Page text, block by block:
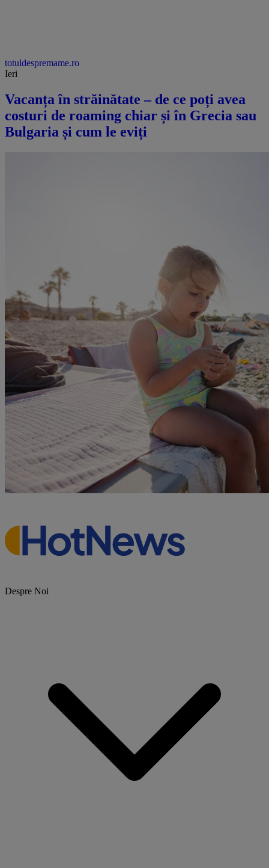
totuldespremame.ro
Ieri
Vacanța în străinătate – de ce poți avea
costuri de roaming chiar și în Grecia sau
Bulgaria și cum le eviți
Despre Noi